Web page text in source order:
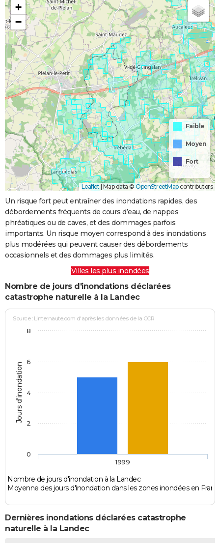
+
−
Faible
Moyen
Fort
Leaflet | Map data © OpenStreetMapcontributors
Un risque fort peut entraîner des inondations rapides, des
débordements fréquents de cours d’eau, de nappes
phréatiques ou de caves, et des dommages parfois
importants. Un risque moyen correspond à des inondations
plus modérées qui peuvent causer des débordements
occasionnels et des dommages plus limités.
Villes les plus inondées
Nombre de jours d'inondations déclarées
catastrophe naturelle à la Landec
Jours d'inondation
Source : Linternaute.com d'après les données de la CCR
Nombre de jours d'inondation à la Landec
Moyenne des jours d'inondation dans les zones inondées en
1999
0
2
4
6
8
Dernières inondations déclarées catastrophe
naturelle à la Landec